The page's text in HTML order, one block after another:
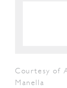
Courtesy of
Manella